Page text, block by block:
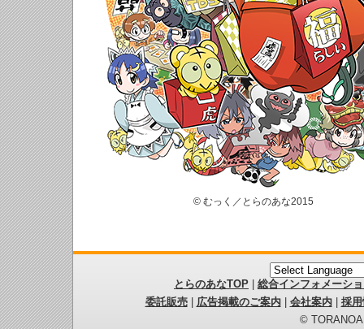
© むっく／とらのあな2015
とらのあなTOP
総合インフォメーシ
委託販売| 広告掲載のご案内| 会社案内| 採
©